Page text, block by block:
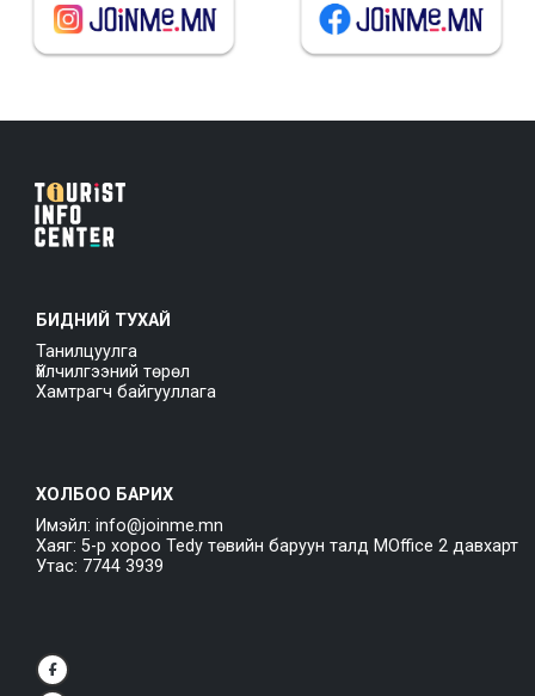
БИДНИЙ ТУХАЙ
Танилцуулга
Үйлчилгээний төрөл
Хамтрагч байгууллага
ХОЛБОО БАРИХ
Имэйл: info@joinme.mn
Хаяг: 5-р хороо Tedy төвийн баруун талд MOffice 2 давхарт
Утас: 7744 3939